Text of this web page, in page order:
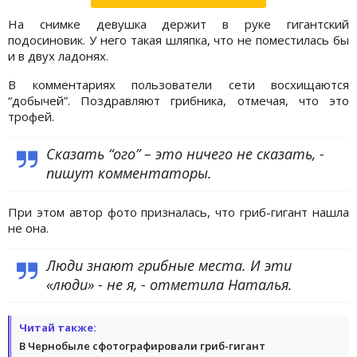
На снимке девушка держит в руке гигантский
подосиновик. У него такая шляпка, что не поместилась бы
и в двух ладонях.
В комментариях пользователи сети восхищаются
“добычей”. Поздравляют грибника, отмечая, что это
трофей.
Сказать “ого” – это ничего не сказать, -
пишут комментаторы.
При этом автор фото призналась, что гриб-гигант нашла
не она.
Люди знают грибные места. И эти
«люди» - не я, - отметила Наталья.
Читай также:
В Чернобыле сфотографировали гриб-гигант